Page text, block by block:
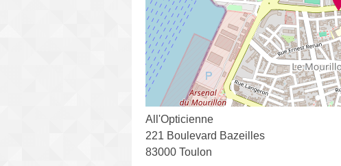
All'Opticienne
221 Boulevard Bazeilles
83000 Toulon